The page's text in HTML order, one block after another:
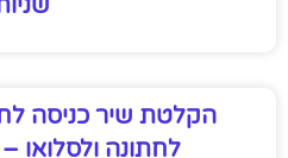
שיר כניסה לחופה –
לחתונה ולסלואו – מכל